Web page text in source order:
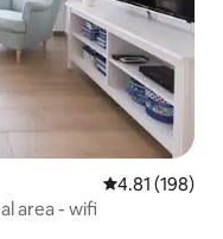
4.81 out of 5
4.81 (198)
area - wifi